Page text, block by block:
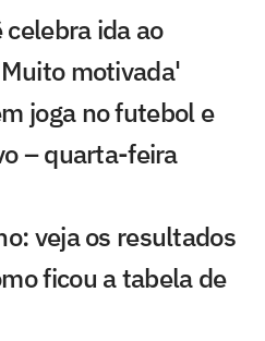
ida ao
motivada'
joga no futebol e
– quarta-feira
veja os resultados
ficou a tabela de